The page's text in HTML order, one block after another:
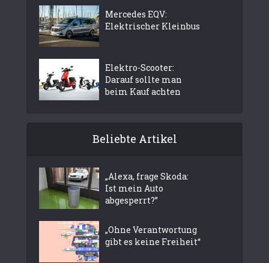
Mercedes EQV:
Elektrischer Kleinbus
Elektro-Scooter:
Darauf sollte man
beim Kauf achten
Beliebte Artikel
„Alexa, frage Skoda:
Ist mein Auto
abgesperrt?”
„Ohne Verantwortung
gibt es keine Freiheit“